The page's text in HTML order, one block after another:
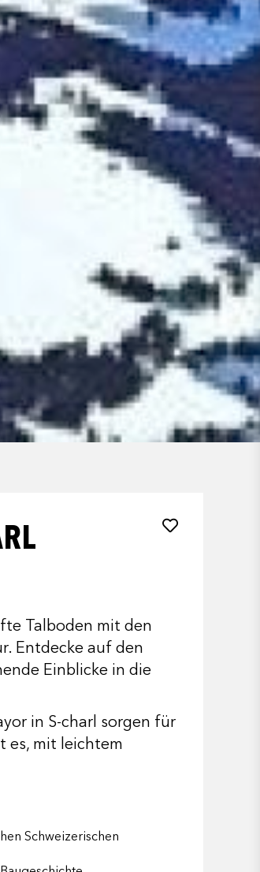
Talboden mit den
Entdecke auf den
Einblicke in die
in S-charl sorgen für
es, mit leichtem
Schweizerischen